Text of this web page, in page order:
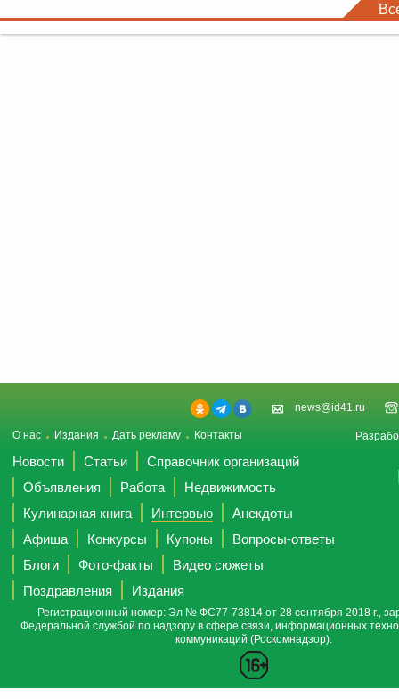
news@id41.ru
О нас Издания Дать рекламу Контакты
Новости Статьи
Справочник организаций
Объявления
Работа
Недвижимость
Кулинарная книга
Интервью
Анекдоты
Афиша
Конкурсы Купоны
Вопросы-ответы
Блоги
Фото-факты
Видео сюжеты
Поздравления
Издания
Регистрационный номер: Эл № ФС77-73814 от 28 сентября 2018 г.,
Федеральной службой по надзору в сфере связи, информационных
коммуникаций (Роскомнадзор).